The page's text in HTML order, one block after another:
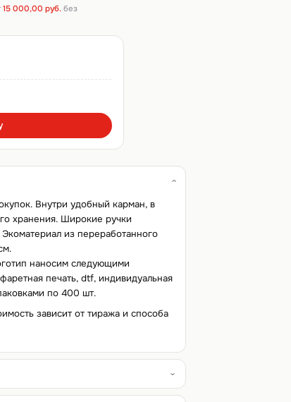
15 000,00 руб. без
Внутри удобный карман, в
хранения. Широкие ручки
из переработанного
наносим следующими
печать, dtf, индивидуальная
по 400 шт.
зависит от тиража и способа